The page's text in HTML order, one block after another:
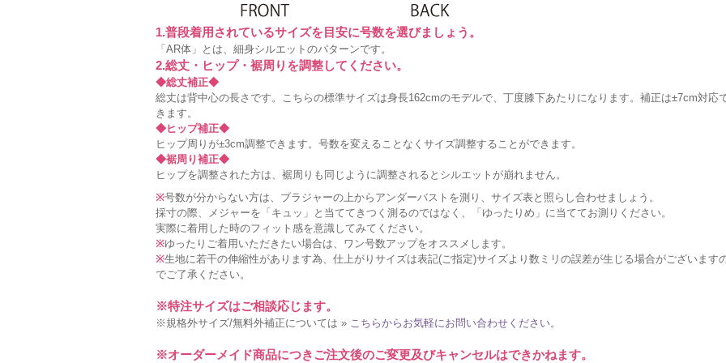
1.普段着用されているサイズを目安に号数を選びましょう。
「AR体」とは、細身シルエットのパターンです。
2.総丈・ヒップ・裾周りを調整してください。
◆総丈補正◆
総丈は背中心の長さです。こちらの標準サイズは身長162cmのモデルで、丁度膝下あたりになります。補正は±7cm対応
きます。
◆ヒップ補正◆
ヒップ周りが±3cm調整できます。号数を変えることなくサイズ調整することができます。
◆裾周り補正◆
ヒップを調整された方は、裾周りも同じように調整されるとシルエットが崩れません。
※号数が分からない方は、ブラジャーの上からアンダーバストを測り、サイズ表と照らし合わせましょう。
採寸の際、メジャーを「キュッ」と当ててきつく測るのではなく、「ゆったりめ」に当ててお測りください。
実際に着用した時のフィット感を意識してみてください。
※ゆったりご着用いただきたい場合は、ワン号数アップをオススメします。
※生地に若干の伸縮性があります為、仕上がりサイズは表記(ご指定)サイズより数ミリの誤差が生じる場合がございます
でご了承ください。
※特注サイズはご相談応じます。
※規格外サイズ/無料外補正については » こちらからお気軽にお問い合わせください。
※オーダーメイド商品につきご注文後のご変更及びキャンセルはできかねます。